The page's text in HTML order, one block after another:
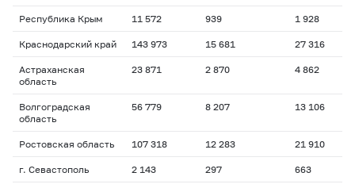
Республика Крым 11 572 939 1 928
Краснодарский край 143 973 15 681 27 316
Астраханская
область
23 871 2 870 4 862
Волгоградская
область
56 779 8 207 13 106
Ростовская область 107 318 12 283 21 910
г. Севастополь 2 143 297 663